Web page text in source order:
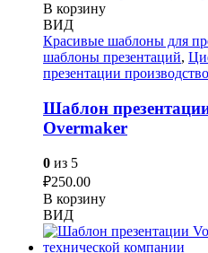
В корзину
ВИД
Красивые шаблоны для
шаблоны презентаций,
презентации производство
Шаблон
Overmaker
0 из 5
₽250.00
В корзину
ВИД